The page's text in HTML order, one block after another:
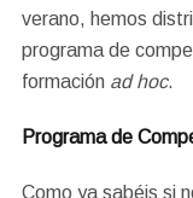
verano, hemos
programa de
formación ad hoc.
Programa de
Como ya sabéis si